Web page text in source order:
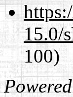
15.0/
100)